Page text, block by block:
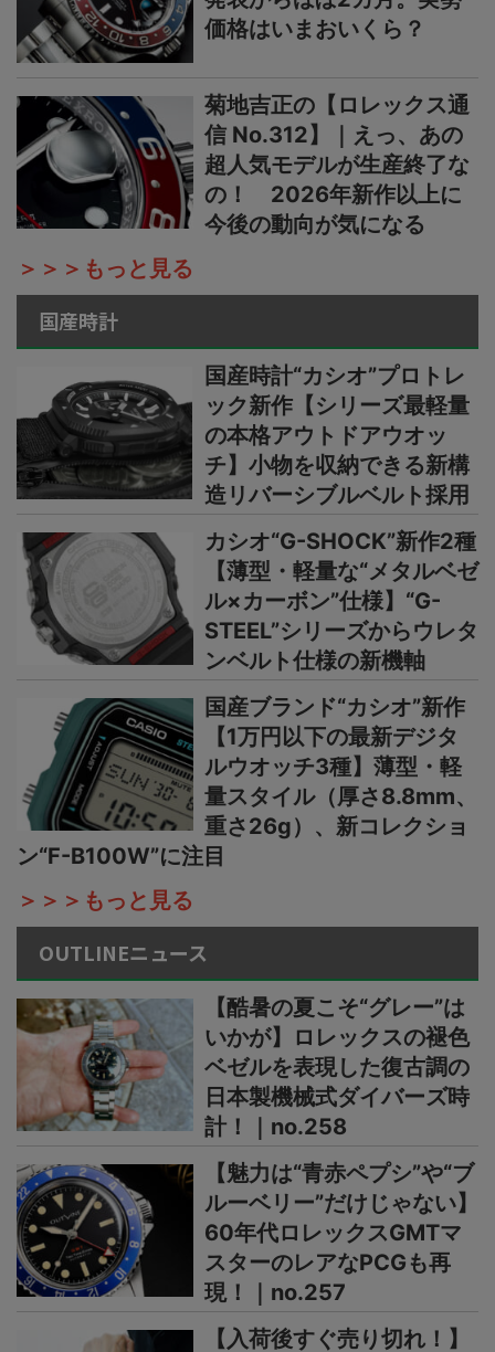
価格はいまおいくら？
菊地吉正の【ロレックス通
信 No.312】｜えっ、あの
超人気モデルが生産終了な
の！ 2026年新作以上に
今後の動向が気になる
＞＞＞もっと見る
国産時計
国産時計“カシオ”プロトレ
ック新作【シリーズ最軽量
の本格アウトドアウオッ
チ】小物を収納できる新構
造リバーシブルベルト採用
カシオ“G-SHOCK”新作2種
【薄型・軽量な“メタルベゼ
ル×カーボン”仕様】“G-
STEEL”シリーズからウレタ
ンベルト仕様の新機軸
国産ブランド“カシオ”新作
【1万円以下の最新デジタ
ルウオッチ3種】薄型・軽
量スタイル（厚さ8.8mm、
重さ26g）、新コレクショ
ン“F-B100W”に注目
＞＞＞もっと見る
OUTLINEニュース
【酷暑の夏こそ“グレー”は
いかが】ロレックスの褪色
ベゼルを表現した復古調の
日本製機械式ダイバーズ時
計！｜no.258
【魅力は“青赤ペプシ”や“ブ
ルーベリー”だけじゃない】
60年代ロレックスGMTマ
スターのレアなPCGも再
現！｜no.257
【入荷後すぐ売り切れ！】